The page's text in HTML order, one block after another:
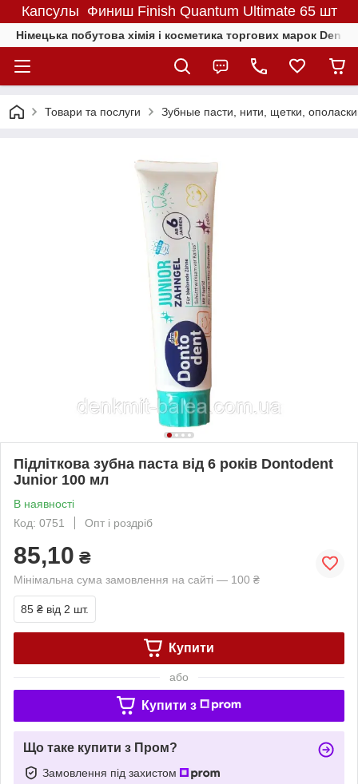
Капсулы Финиш Finish Quantum Ultimate 65 шт
Німецька побутова хімія і косметика торгових марок
Товари та послуги Зубные пасти, нити, щетки,
Підліткова зубна паста від 6 років Dontodent
Junior 100 мл
В наявності
Код: 0751
Опт і роздріб
85,10 ₴
Мінімальна сума замовлення на сайті — 100 ₴
85 ₴ від 2 шт.
Купити
або
Купити з
Що таке купити з Пром?
Замовлення під захистом